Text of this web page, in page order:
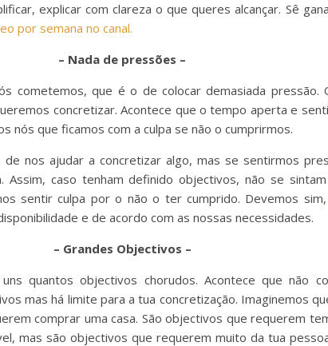
explicar com clareza o que queres alcançar. Sê
por semana no canal.
– Nada de pressões –
cometemos, que é o de colocar demasiada pressão.
concretizar. Acontece que o tempo aperta e
nós que ficamos com a culpa se não o cumprirmos.
nos ajudar a concretizar algo, mas se sentirmos
caso tenham definido objectivos, não se
sentir culpa por o não o ter cumprido. Devemos
e de acordo com as nossas necessidades.
– Grandes Objectivos –
quantos objectivos chorudos. Acontece que não
mas há limite para a tua concretização. Imaginemos
comprar uma casa. São objectivos que requerem
mas são objectivos que requerem muito da tua